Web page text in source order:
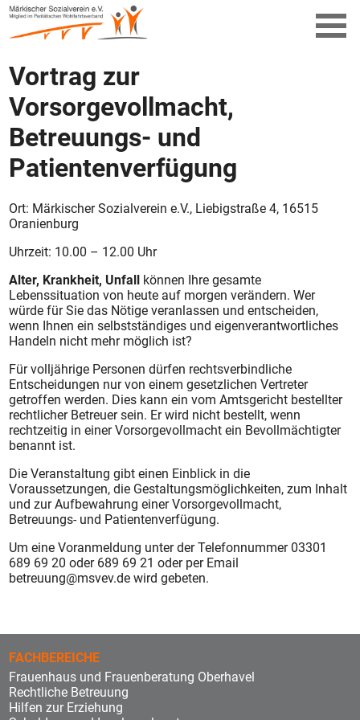
Vortrag zur
Vorsorgevollmacht,
Betreuungs- und
Patientenverfügung
Ort: Märkischer Sozialverein e.V., Liebigstraße 4, 16515
Oranienburg
Uhrzeit: 10.00 – 12.00 Uhr
Alter, Krankheit, Unfall können Ihre gesamte
Lebenssituation von heute auf morgen verändern. Wer
würde für Sie das Nötige veranlassen und entscheiden,
wenn Ihnen ein selbstständiges und eigenverantwortliches
Handeln nicht mehr möglich ist?
Für volljährige Personen dürfen rechtsverbindliche
Entscheidungen nur von einem gesetzlichen Vertreter
getroffen werden. Dies kann ein vom Amtsgericht bestellter
rechtlicher Betreuer sein. Er wird nicht bestellt, wenn
rechtzeitig in einer Vorsorgevollmacht ein Bevollmächtigter
benannt ist.
Die Veranstaltung gibt einen Einblick in die
Voraussetzungen, die Gestaltungsmöglichkeiten, zum Inhalt
und zur Aufbewahrung einer Vorsorgevollmacht,
Betreuungs- und Patientenverfügung.
Um eine Voranmeldung unter der Telefonnummer 03301
689 69 20 oder 689 69 21 oder per Email
betreuung@msvev.de wird gebeten.
FACHBEREICHE
Frauenhaus und Frauenberatung Oberhavel
Rechtliche Betreuung
Hilfen zur Erziehung